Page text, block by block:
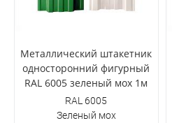
Металлический штакетник
односторонний фигурный
RAL 6005 зеленый мох 1м
RAL 6005
Зеленый мох